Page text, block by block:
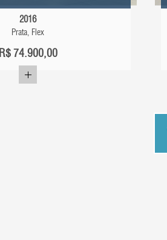
2016
Prata, Flex
R$74.900,00